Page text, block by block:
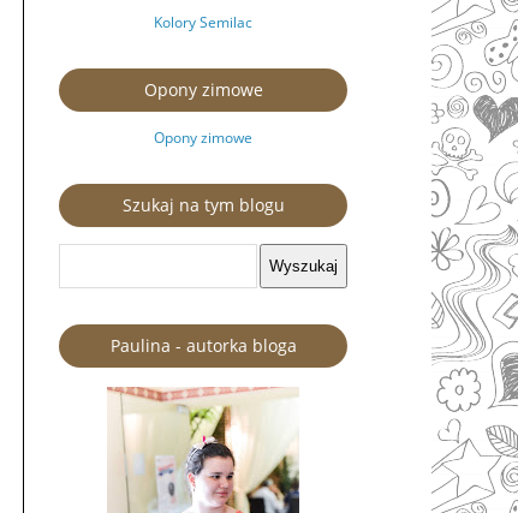
Kolory Semilac
Opony zimowe
Opony zimowe
Szukaj na tym blogu
Paulina - autorka bloga